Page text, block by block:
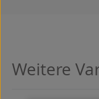
Produktgalerie
Weitere